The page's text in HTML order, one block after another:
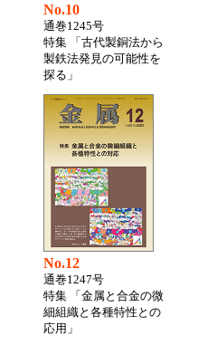
No.10
通巻1245号
特集 「古代製銅法から
製鉄法発見の可能性を
探る」
No.12
通巻1247号
特集 「金属と合金の微
細組織と各種特性との
応用」